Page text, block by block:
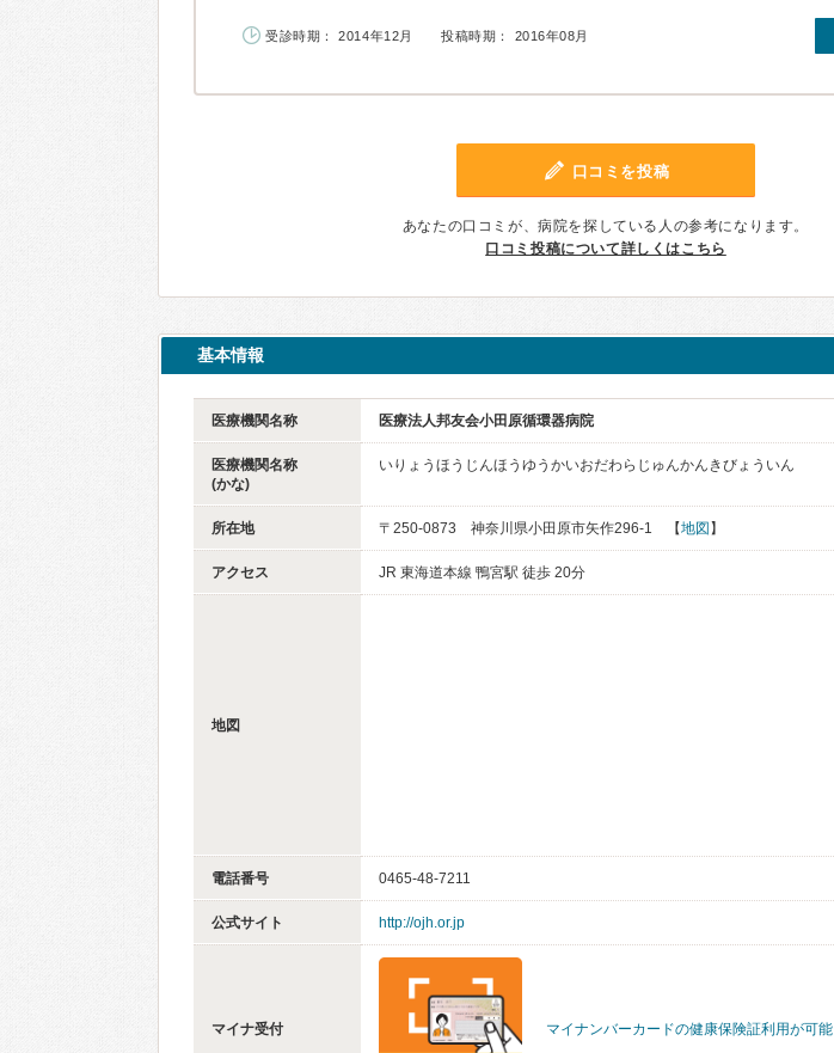
受診時期： 2014年12月 投稿時期： 2016年08月
口コミを投稿
あなたの口コミが、病院を探している人の参考になります。
口コミ投稿について詳しくはこちら
基本情報
医療機関名称 医療法人邦友会小田原循環器病院
医療機関名称
(かな)
いりょうほうじんほうゆうかいおだわらじゅんかんきびょういん
所在地 〒250-0873 神奈川県小田原市矢作296-1 【地図 】
アクセス JR 東海道本線 鴨宮駅 徒歩 20分
地図
電話番号 0465-48-7211
公式サイト http://ojh.or.jp
マイナ受付 マイナンバーカードの健康保険証利用が可能